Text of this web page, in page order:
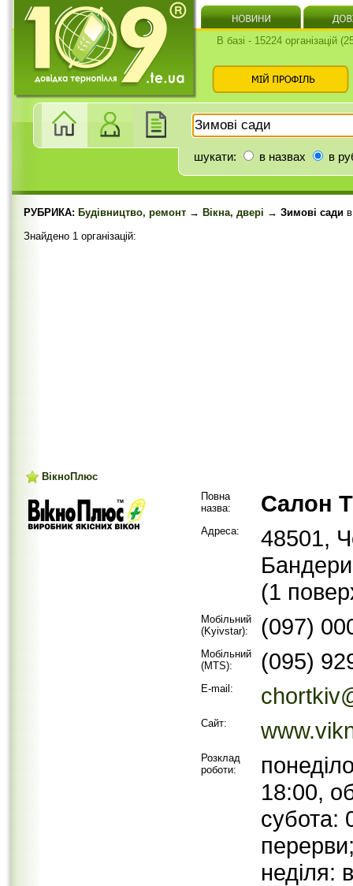
В базі - 15224 організацій
шукати: в назвах в
РУБРИКА: Будівництво, ремонт → Вікна, двері → Зимові сади
Знайдено 1 організацій:
ВікноПлюс
Повна
назва:
Салон
Адреса:
48501,
(1
Мобільний
(Kyivstar):
(097)
Мобільний
(MTS):
(095)
E-mail:
Сайт:
Розклад
роботи:
18:00,
субота:
неділя: